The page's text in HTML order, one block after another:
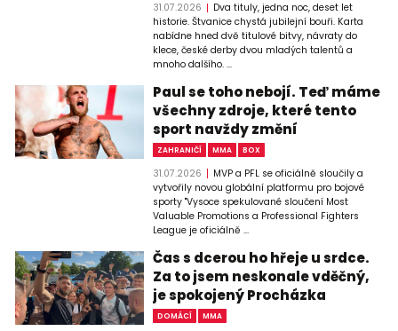
31.07.2026
Dva tituly, jedna noc, deset let
historie. Štvanice chystá jubilejní bouři. Karta
nabídne hned dvě titulové bitvy, návraty do
klece, české derby dvou mladých talentů a
mnoho dalšího. ...
Paul se toho nebojí. Teď máme
všechny zdroje, které tento
sport navždy změní
ZAHRANIČÍ MMA BOX
31.07.2026
MVP a PFL se oficiálně sloučily a
vytvořily novou globální platformu pro bojové
sporty "Vysoce spekulované sloučení Most
Valuable Promotions a Professional Fighters
League je oficiálně ...
Čas s dcerou ho hřeje u srdce.
Za to jsem neskonale vděčný,
je spokojený Procházka
DOMÁCÍ MMA